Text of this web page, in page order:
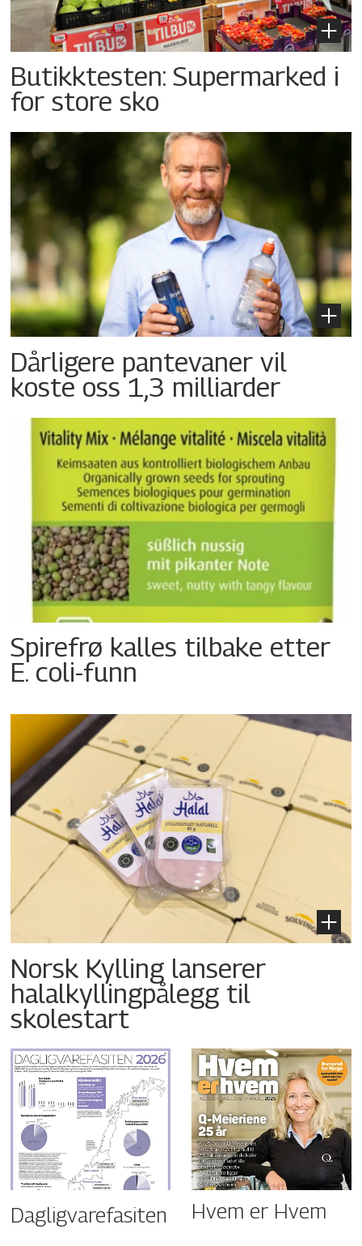
Butikktesten: Supermarked i
for store sko
Dårligere pantevaner vil
koste oss 1,3 milliarder
Spirefrø kalles tilbake etter
E. coli-funn
Norsk Kylling lanserer
halalkyllingpålegg til
skolestart
Dagligvarefasiten Hvem er Hvem